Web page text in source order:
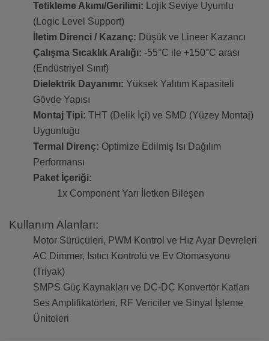
Tetikleme Akımı/Gerilimi: Lojik Seviye Uyumlu
(Logic Level Support)
İletim Direnci / Kazanç: Düşük ve Lineer Kazancı
Çalışma Sıcaklık Aralığı: -55°C ile +150°C arası
(Endüstriyel Sınıf)
Dielektrik Dayanımı: Yüksek Yalıtım Kapasiteli
Gövde Yapısı
Montaj Tipi: THT (Delik İçi) ve SMD (Yüzey Montaj)
Uygunluğu
Termal Direnç: Optimize Edilmiş Isı Dağılım
Performansı
Paket İçeriği:
1x Component Yarı İletken Bileşen
Kullanım Alanları:
Motor Sürücüleri, PWM Kontrol ve Hız Ayar Devreleri
AC Dimmer, Isıtıcı Kontrolü ve Ev Otomasyonu
(Triyak)
SMPS Güç Kaynakları ve DC-DC Konvertör Katları
Ses Amplifikatörleri, RF Vericiler ve Sinyal İşleme
Üniteleri